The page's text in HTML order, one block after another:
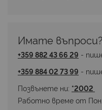
Имате въпроси?
+359 882 43 66 29 -
+359 884 02 73 99 -
Позвънете ни: *2002
Работно време от